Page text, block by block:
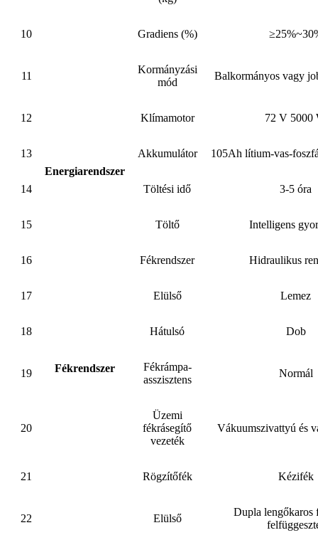
10 Gradiens (%)
11
Kormányzási
mód
Balkormányos vagy
12
Energiarendszer
Klímamotor 72 V 5000
13 Akkumulátor 105Ah lítium-vas-
14 Töltési idő 3-5 óra
15 Töltő Intelligens
16
Fékrendszer
Fékrendszer Hidraulikus
17 Elülső Lemez
18 Hátulsó Dob
19
Fékrámpa-
asszisztens
Normál
20
Üzemi
fékrásegítő
vezeték
Vákuumszivattyú és
21 Rögzítőfék Kézifék
22 Elülső
Dupla lengőkaros